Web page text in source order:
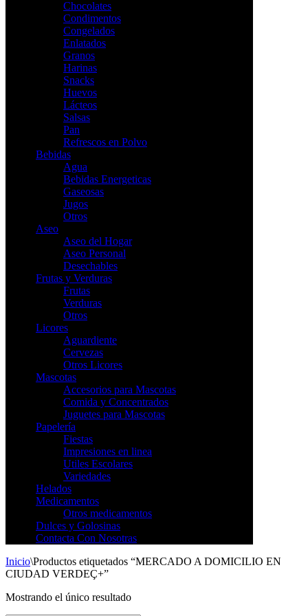
Chocolates
Condimentos
Congelados
Enlatados
Granos
Harinas
Snacks
Huevos
Lácteos
Salsas
Pan
Refrescos en Polvo
Bebidas
Agua
Bebidas Energeticas
Gaseosas
Jugos
Otros
Aseo
Aseo del Hogar
Aseo Personal
Desechables
Frutas y Verduras
Frutas
Verduras
Otros
Licores
Aguardiente
Cervezas
Otros Licores
Mascotas
Accesorios para Mascotas
Comida y Concentrados
Juguetes para Mascotas
Papelería
Fiestas
Impresiones en linea
Utiles Escolares
Variedades
Helados
Medicamentos
Otros medicamentos
Dulces y Golosinas
Contacta Con Nosotras
Inicio\Productos etiquetados “MERCADO A DOMICILIO EN
CIUDAD VERDEÇ+”
Mostrando el único resultado